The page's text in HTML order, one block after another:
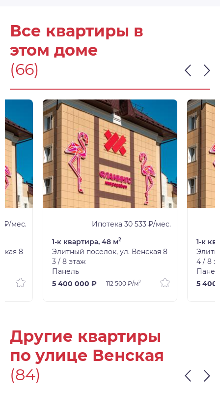
Все квартиры в
этом доме
(66)
₽/мес.
8
Ипотека 30 533 ₽/мес.
1-к квартира, 48 м2
Элитный поселок, ул. Венская 8
3 / 8 этаж
Панель
5 400 000 ₽
112 500 ₽/м2
1-к
4 / 8
5 400
Другие квартиры
по улице Венская
(84)